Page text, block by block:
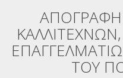
ΤΟΥ